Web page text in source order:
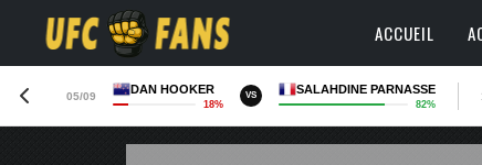
ACCUEIL
05/09
DAN HOOKER
18%
VS SALAHDINE PARNASSE
82%